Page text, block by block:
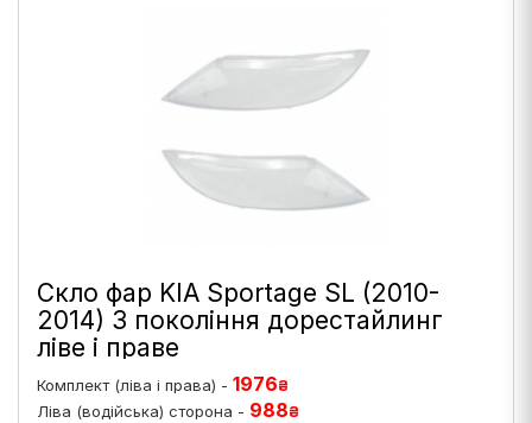
Скло фар KIA Sportage SL (2010-
2014) 3 покоління дорестайлинг
ліве і праве
Комплект (ліва і права) - 1976₴
Ліва (водійська) сторона - 988₴